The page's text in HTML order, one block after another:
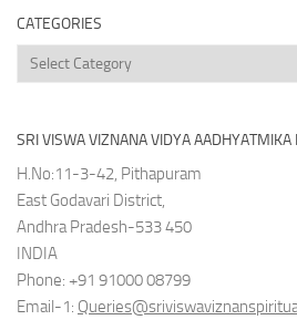
CATEGORIES
Categories
SRI VISWA VIZNANA VIDYA AADHYATMIKA
H.No:11-3-42, Pithapuram
East Godavari District,
Andhra Pradesh-533 450
INDIA
Phone: +91 91000 08799
Email-1: